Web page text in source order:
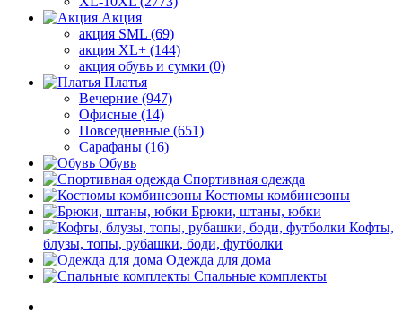
Акция
акция SML (69)
акция XL+ (144)
акция обувь и сумки (0)
Платья
Вечерние (947)
Офисные (14)
Повседневные (651)
Сарафаны (16)
Обувь
Спортивная одежда
Костюмы комбинезоны
Брюки, штаны, юбки
Кофты,
блузы, топы, рубашки, боди, футболки
Одежда для дома
Спальные комплекты